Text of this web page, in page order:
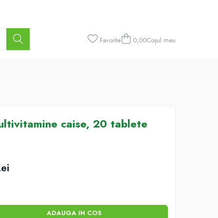
Favorite 0,00Coșul meu
caise, 20 tablete
ADAUGA IN COS